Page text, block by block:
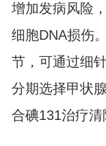
增加发病风险
细胞DNA损伤
节，可通过细
分期选择甲状
合碘131治疗清